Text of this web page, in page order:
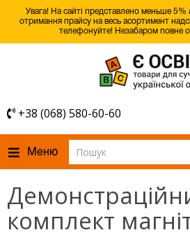
Увага! На сайті представлено меньше 5%
отримання прайсу на весь асортимент
телефонуйте! Незабаром повне
+38 (068) 580-60-60
Меню
комплект